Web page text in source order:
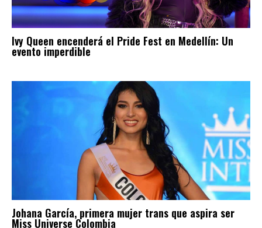
Ivy Queen encenderá el Pride Fest en Medellín: Un
evento imperdible
Johana García, primera mujer trans que aspira ser
Miss Universe Colombia